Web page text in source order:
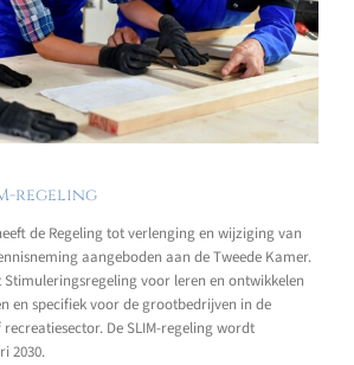
regeling
de Regeling tot verlenging en wijziging van
aangeboden aan de Tweede Kamer.
Stimuleringsregeling voor leren en ontwikkelen
en specifiek voor de grootbedrijven in de
De SLIM-regeling wordt
2030.